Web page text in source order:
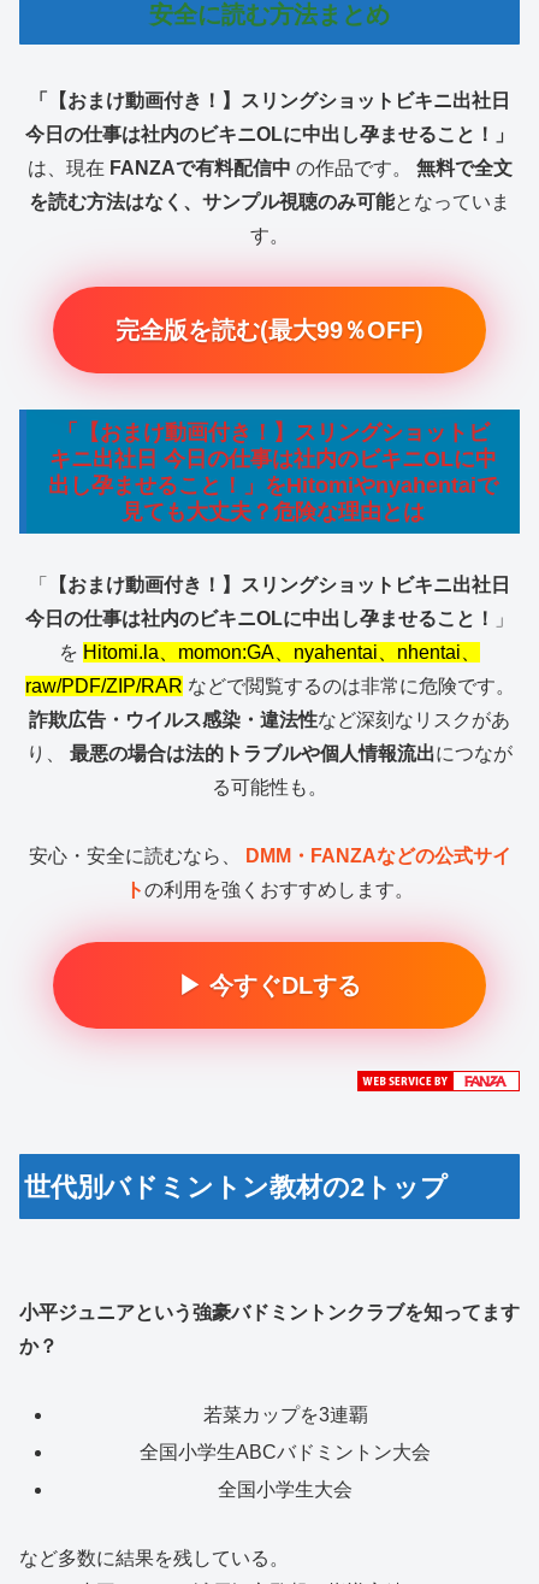
安全に読む方法まとめ
「【おまけ動画付き！】スリングショットビキニ出社日
今日の仕事は社内のビキニOLに中出し孕ませること！」
は、現在 FANZAで有料配信中 の作品です。 無料で全文
を読む方法はなく、サンプル視聴のみ可能となっていま
す。
完全版を読む(最大99％OFF)
「【おまけ動画付き！】スリングショットビ
キニ出社日 今日の仕事は社内のビキニOLに中
出し孕ませること！」をHitomiやnyahentaiで
見ても大丈夫？危険な理由とは
「
【おまけ動画付き！】スリングショットビキニ出社日
今日の仕事は社内のビキニOLに中出し孕ませること！
」
を Hitomi.la、momon:GA、nyahentai、nhentai、
raw/PDF/ZIP/RAR などで閲覧するのは非常に危険です。
詐欺広告・ウイルス感染・違法性など深刻なリスクがあ
り、 最悪の場合は法的トラブルや個人情報流出につなが
る可能性も。
安心・安全に読むなら、
DMM・FANZAなどの公式サイ
トの利用を強くおすすめします。
▶ 今すぐDLする
世代別バドミントン教材の2トップ
小平ジュニアという強豪バドミントンクラブを知ってます
か？
若菜カップを3連覇
全国小学生ABCバドミントン大会
全国小学生大会
など多数に結果を残している。